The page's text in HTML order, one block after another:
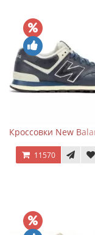
Кроссовки New
11570